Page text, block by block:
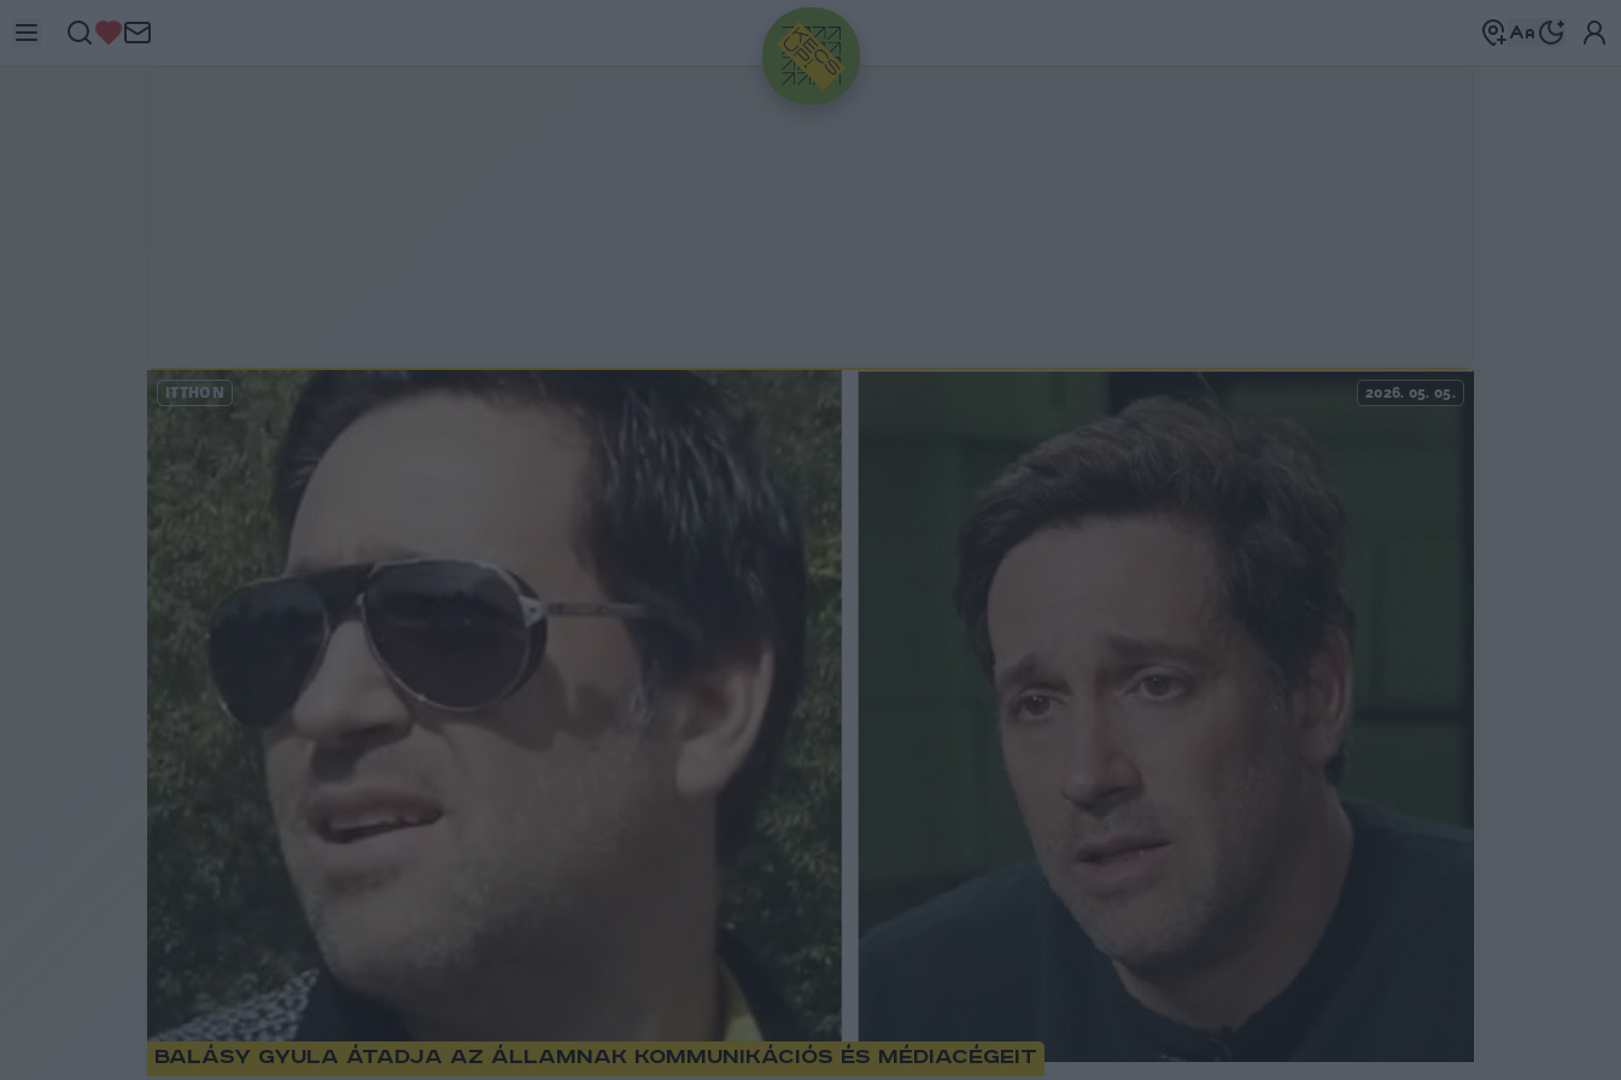
HIRDETÉS
ITTHON 2026. 05. 05.
Balásy Gyula átadja az államnak kommunikációs és médiacégeit